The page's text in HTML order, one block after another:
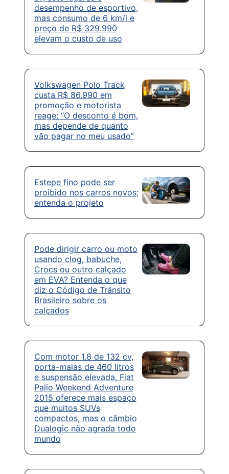
desempenho de esportivo,
mas consumo de 6 km/l e
preço de R$ 329.990
elevam o custo de uso
Volkswagen Polo Track
custa R$ 86.990 em
promoção e motorista
reage: “O desconto é bom,
mas depende de quanto
vão pagar no meu usado”
Estepe fino pode ser
proibido nos carros novos;
entenda o projeto
Pode dirigir carro ou moto
usando clog, babuche,
Crocs ou outro calçado
em EVA? Entenda o que
diz o Código de Trânsito
Brasileiro sobre os
calçados
Com motor 1.8 de 132 cv,
porta-malas de 460 litros
e suspensão elevada, Fiat
Palio Weekend Adventure
2015 oferece mais espaço
que muitos SUVs
compactos, mas o câmbio
Dualogic não agrada todo
mundo